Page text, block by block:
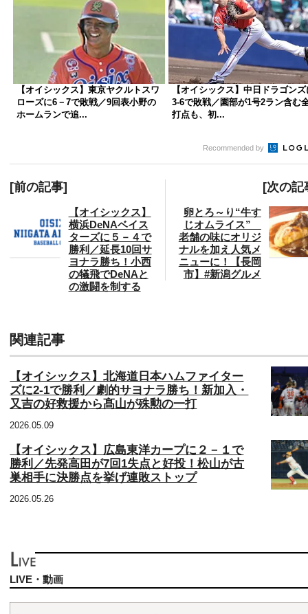
【オイシックス】東京ヤクルトスワ
ローズに6－7で敗戦／9回表小野の
ホームランで追...
【オイシックス】中日ドラゴンズ
3-6で敗戦／園部が1号2ラン含む
打点も、初...
Recommended by
[前の記事]
【オイシックス】
横浜DeNAベイス
ターズに５－４で
勝利／延長10回サ
ヨナラ勝ち！小西
の犠飛でDeNAと
の激闘を制する
[次の記
卵とろ～り“牛す
じオムライス”
老舗の味にオリジ
ナルを加え人気メ
ニューに！【長岡
市】#新潟グルメ
関連記事
【オイシックス】北海道日本ハムファイター
ズに2-1で勝利／劇的サヨナラ勝ち！新加入・
又吉の好救援から髙山が殊勲の一打
2026.05.09
【オイシックス】広島東洋カープに２－１で
勝利／先発高田が7回1失点と好投！松山が古
巣相手に決勝点を挙げ連敗ストップ
2026.05.26
LIVE・動画